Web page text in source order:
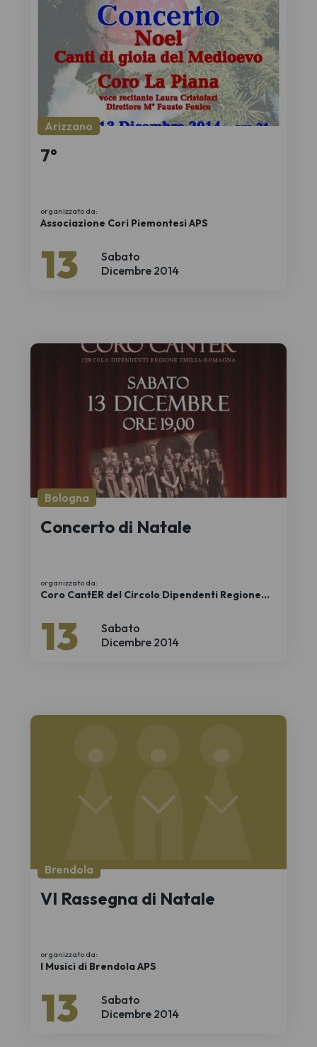
Sabato
13 Dicembre 2014
Arizzano
7°
organizzato da:
Associazione Cori Piemontesi APS
Sabato
13 Dicembre 2014
Bologna
Concerto di Natale
organizzato da:
Coro CantER del Circolo Dipendenti Regione
Sabato
13 Dicembre 2014
Brendola
VI Rassegna di Natale
organizzato da:
I Musici di Brendola APS